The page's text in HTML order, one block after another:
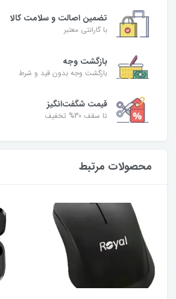
تضمین اصالت و سلامت کالا
با گارانتی معتبر
بازگشت وجه
بازگشت وجه بدون قید و شرط
قیمت شگفت‌انگیز
تا سقف 30% تخفیف
محصولات مرتبط